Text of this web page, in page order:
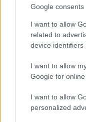
Google consents
I want to allow
related to
device identifiers
I want to allow
Google for
I want to allow
personalized
prevede che
euro, ma con un
essere detratto
credito è cedibile,
cambia in euro,
dipendenti. A tutti
Può avere anche
da evitare il